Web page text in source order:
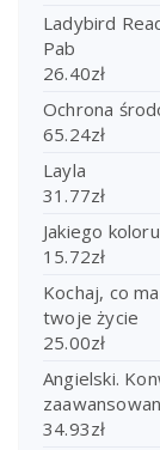
Ladybird
Pab
26.40zł
Ochrona
65.24zł
Layla
31.77zł
Jakiego
15.72zł
Kochaj, co
twoje życie
25.00zł
Angielski.
34.93zł